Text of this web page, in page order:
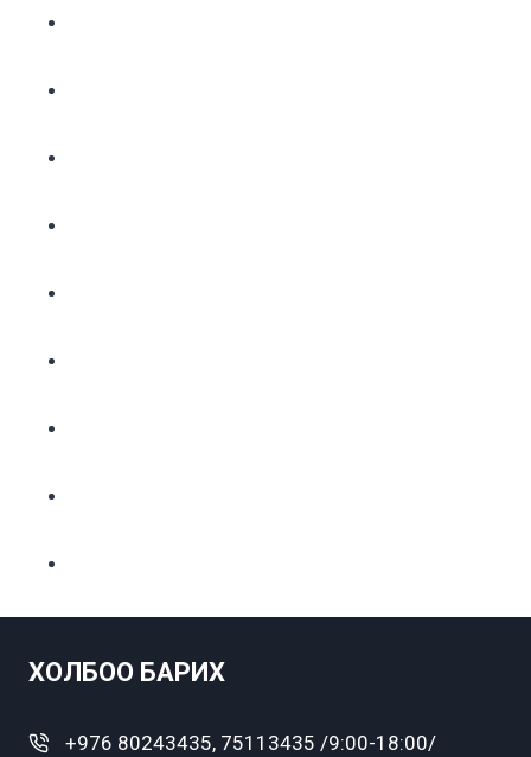
ХОЛБОО БАРИХ
+976 80243435, 75113435 /9:00-18:00/